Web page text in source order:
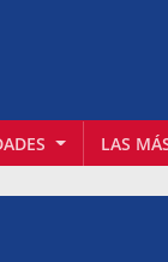
LAS